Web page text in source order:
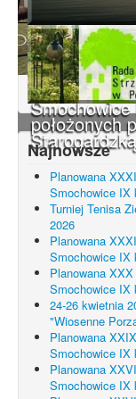
Konsultacje
Smochowice
położonych
Najnowsze
Planowana
Smochowice IX
Turniej Tenisa
2026
Planowana
Smochowice IX
Planowana
Smochowice IX
24-26 kwietnia
"Wiosenne
Planowana
Smochowice IX
Planowana
Smochowice IX